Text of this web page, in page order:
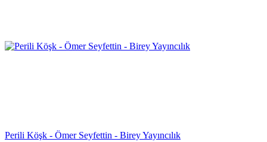
Perili Köşk - Ömer Seyfettin - Birey Yayıncılık